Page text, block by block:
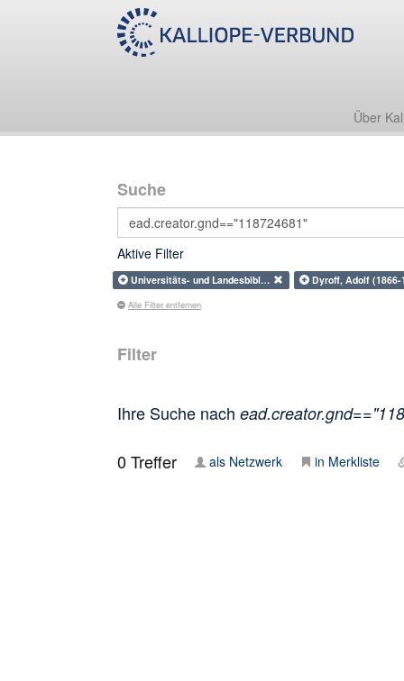
Über
Suche
Aktive Filter
Universitäts- und Landesbibl… Dyroff, Adolf
Alle Filter entfernen
Filter
Ihre Suche nach
0Treffer als Netzwerk in Merkliste